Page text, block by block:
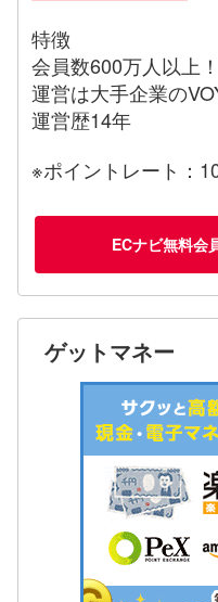
特徴
会員数600万人以上！
運営は大手企業の
運営歴14年
※ポイントレート：
ECナビ無料会
ゲットマネー